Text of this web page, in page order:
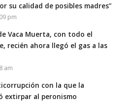
su calidad de posibles madres”
pm
Vaca Muerta, con todo el
recién ahora llegó el gas a las
am
con la que la
extirpar al peronismo